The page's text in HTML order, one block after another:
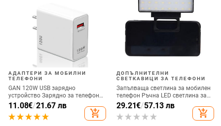
АДАПТЕРИ ЗА МОБИЛНИ
ТЕЛЕФОНИ
GAN 120W USB зарядно
устройство Зарядно за телефон
QC 5.0 4.0 3.0 Адаптер за бързо
зареждане за iPhone 14 13 12
Samsung Huawei realme usb
11.08€/21.67 лв
add_shopping_cart
ДОПЪЛНИТЕЛНИ
СВЕТКАВИЦИ ЗА ТЕЛЕФОНИ
Запълваща светлина за мобилен
телефон Ръчна LED светлина за
селфи излъчване на живо
Компютърна запълваща
светлина Видеоконференция
29.21€/57.13 лв
add_shopping_cart